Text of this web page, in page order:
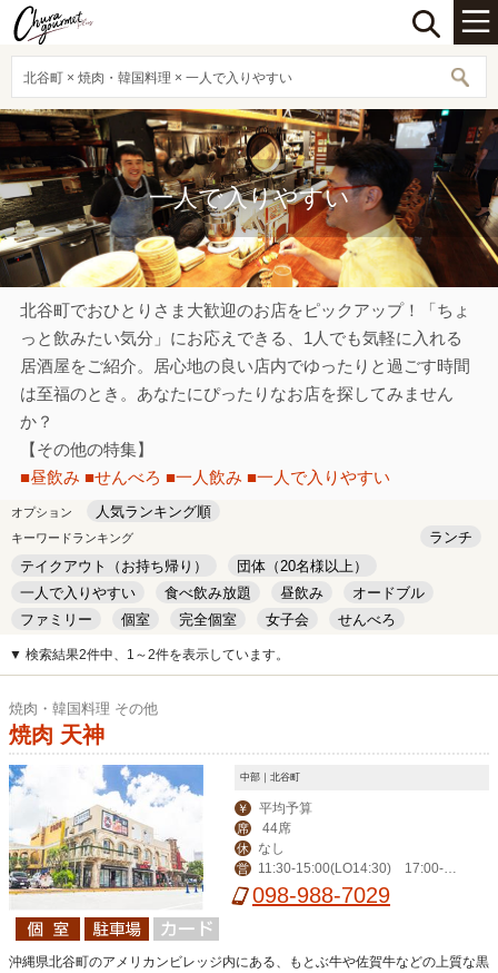
北谷町 × 焼肉・韓国料理 × 一人で入りやすい
一人で入りやすい
北谷町でおひとりさま大歓迎のお店をピックアップ！「ちょ
っと飲みたい気分」にお応えできる、1人でも気軽に入れる
居酒屋をご紹介。居心地の良い店内でゆったりと過ごす時間
は至福のとき。あなたにぴったりなお店を探してみません
か？
【その他の特集】
■昼飲み ■せんべろ ■一人飲み ■一人で入りやすい
オプション 人気ランキング順
キーワードランキング
ランチ
テイクアウト（お持ち帰り）
団体（20名様以上）
一人で入りやすい
食べ飲み放題 昼飲み
オードブル
ファミリー
個室 完全個室 女子会
せんべろ
キッズルーム
安い デート
▼ 検索結果2件中、1～2件を表示しています。
焼肉・韓国料理 その他
焼肉 天神
中部｜北谷町
￥ 平均予算
席 44席
休 なし
営
11:30-15:00(LO14:30) 17:00-2
3:00(LO22:30)
098-988-7029
沖縄県北谷町のアメリカンビレッジ内にある、もとぶ牛や佐賀牛などの上質な黒